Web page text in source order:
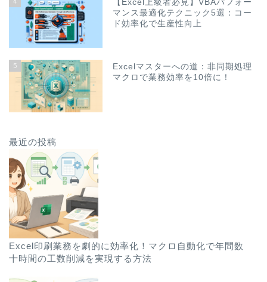
【Excel上級者必見】VBAパフォー
マンス最適化テクニック5選：コー
ド効率化で生産性向上
5
Excelマスターへの道：非同期処理
マクロで業務効率を10倍に！
最近の投稿
Excel印刷業務を劇的に効率化！マクロ自動化で年間数
十時間の工数削減を実現する方法